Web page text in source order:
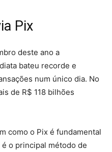
Pix
deste ano a
bateu recorde e
num único dia. No
de R$ 118 bilhões
como o Pix é fundamental
o principal método de